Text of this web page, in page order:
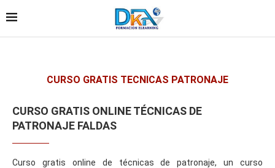
CURSO GRATIS TECNICAS PATRONAJE
CURSO GRATIS ONLINE TÉCNICAS DE
PATRONAJE FALDAS
Curso gratis online de técnicas de patronaje, un curso